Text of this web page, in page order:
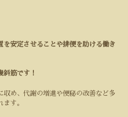
を安定させることや排便を助ける働き
斜筋です！
収め、代謝の増進や便秘の改善など多
す。